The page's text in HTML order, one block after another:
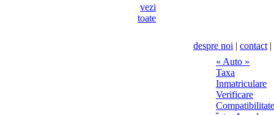
vezi
toate
despre noi | contact |